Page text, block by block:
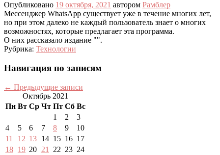
Опубликовано 19 октября, 2021 автором Рамблер
Мессенджер WhatsApp существует уже в течение многих лет,
но при этом далеко не каждый пользователь знает о многих
возможностях, которые предлагает эта программа.
О них рассказало издание "".
Рубрика: Технологии
Навигация по записям
← Предыдущие записи
Октябрь 2021
Пн Вт Ср Чт Пт Сб Вс
1
2
3
4
5 6 7 8 9
10
11
12 13 14 15 16 17
18 19 20 21 22 23 24